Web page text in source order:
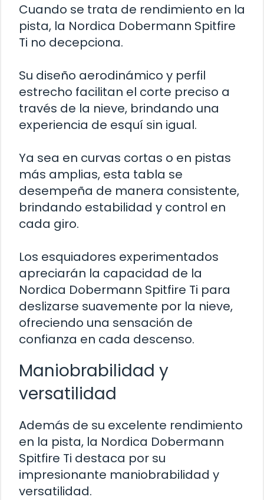
Cuando se trata de rendimiento en la
pista, la Nordica Dobermann Spitfire
Ti no decepciona.
Su diseño aerodinámico y perfil
estrecho facilitan el corte preciso a
través de la nieve, brindando una
experiencia de esquí sin igual.
Ya sea en curvas cortas o en pistas
más amplias, esta tabla se
desempeña de manera consistente,
brindando estabilidad y control en
cada giro.
Los esquiadores experimentados
apreciarán la capacidad de la
Nordica Dobermann Spitfire Ti para
deslizarse suavemente por la nieve,
ofreciendo una sensación de
confianza en cada descenso.
Maniobrabilidad y
versatilidad
Además de su excelente rendimiento
en la pista, la Nordica Dobermann
Spitfire Ti destaca por su
impresionante maniobrabilidad y
versatilidad.